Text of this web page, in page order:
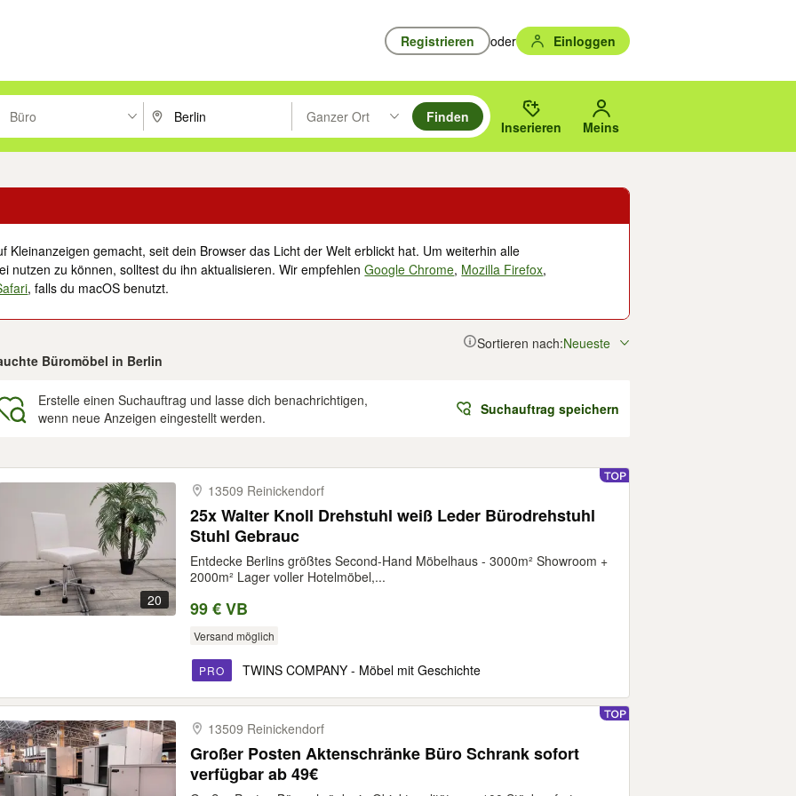
Registrieren oder Einloggen
um zu suchen, oder Vorschläge mit den Pfeiltasten nach oben/unten durchsuchen und mit Eingabetaste auswählen.
Büro PLZ oder Ort eingeben. Eingabetaste drücken um zu suchen, oder Vorschläge mit den Pfeiltasten nach oben/
Ganzer Ort
Suche im Umkreis des gewählten Orts oder PLZ.
Finden
Inserieren Meins
Kleinanzeigen gemacht, seit dein Browser das Licht der Welt erblickt hat. Um weiterhin alle
nutzen zu können, solltest du ihn aktualisieren. Wir empfehlenGoogle Chrome, Mozilla Firefox,
, falls du macOS benutzt.
Büromöbel in Berlin
Sortieren nach:Neueste
Erstelle einen Suchauftrag und lasse dich benachrichtigen,
wenn neue Anzeigen eingestellt werden.
Suchauftrag speichern
20
13509 Reinickendorf
25x Walter Knoll Drehstuhl weiß Leder Bürodrehstuhl
Stuhl Gebrauc
Entdecke Berlins größtes Second-Hand Möbelhaus - 3000m² Showroom +
2000m² Lager voller Hotelmöbel,...
99 € VB
Versand möglich
PRO TWINS COMPANY - Möbel mit Geschichte
13509 Reinickendorf
Großer Posten Aktenschränke Büro Schrank sofort
verfügbar ab 49€